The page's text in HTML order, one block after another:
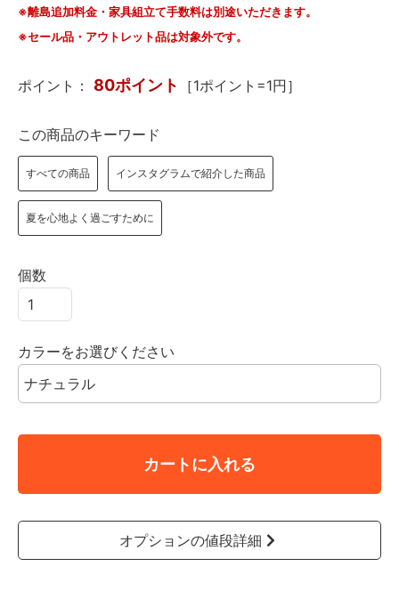
※離島追加料金・家具組立て手数料は別途いただきます。
※セール品・アウトレット品は対象外です。
ポイント： 80ポイント ［1ポイント=1円］
この商品のキーワード
すべての商品 インスタグラムで紹介した商品
夏を心地よく過ごすために
個数
カラーをお選びください
カートに入れる
オプションの値段詳細